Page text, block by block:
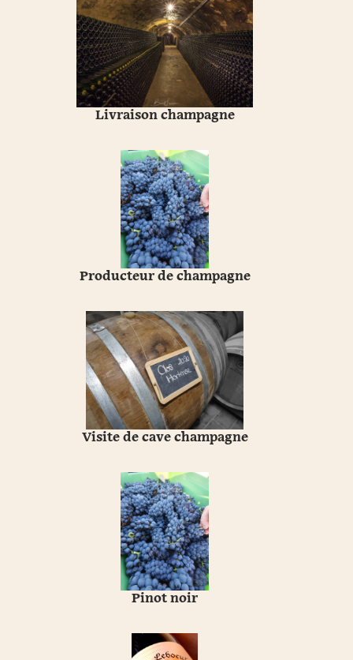
Livraison champagne
Producteur de champagne
Visite de cave champagne
Pinot noir